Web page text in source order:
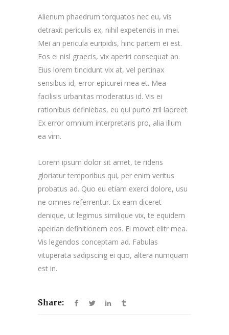
Alienum phaedrum torquatos nec eu, vis
detraxit periculis ex, nihil expetendis in mei.
Mei an pericula euripidis, hinc partem ei est.
Eos ei nisl graecis, vix aperiri consequat an.
Eius lorem tincidunt vix at, vel pertinax
sensibus id, error epicurei mea et. Mea
facilisis urbanitas moderatius id. Vis ei
rationibus definiebas, eu qui purto zril laoreet.
Ex error omnium interpretaris pro, alia illum
ea vim.
Lorem ipsum dolor sit amet, te ridens
gloriatur temporibus qui, per enim veritus
probatus ad. Quo eu etiam exerci dolore, usu
ne omnes referrentur. Ex eam diceret
denique, ut legimus similique vix, te equidem
apeirian definitionem eos. Ei movet elitr mea.
Vis legendos conceptam ad. Fabulas
vituperata sadipscing ei quo, altera numquam
est in.
Share: